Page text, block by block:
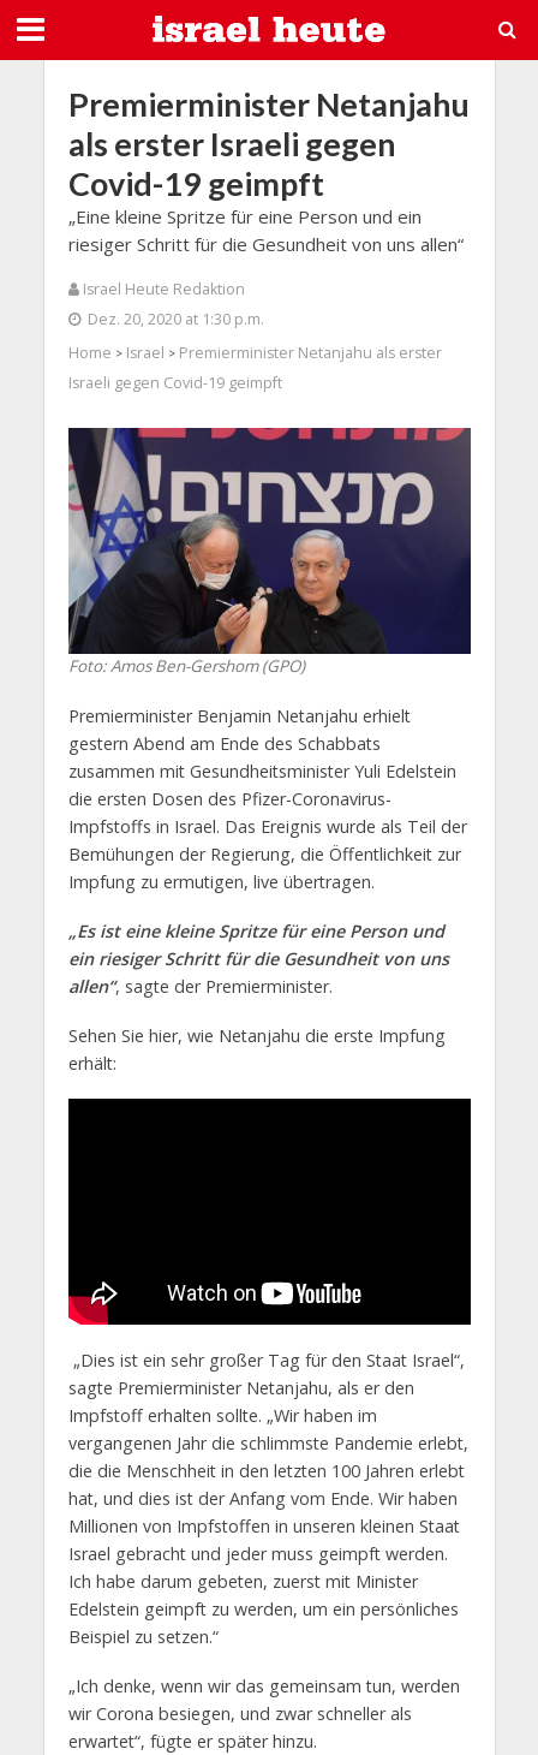
Premierminister Netanjahu
als erster Israeli gegen
Covid-19 geimpft
„Eine kleine Spritze für eine Person und ein
riesiger Schritt für die Gesundheit von uns allen“
Israel Heute Redaktion
Dez. 20, 2020 at 1:30 p.m.
Home > Israel > Premierminister Netanjahu als erster
Israeli gegen Covid-19 geimpft
Foto: Amos Ben-Gershom (GPO)
Premierminister Benjamin Netanjahu erhielt
gestern Abend am Ende des Schabbats
zusammen mit Gesundheitsminister Yuli Edelstein
die ersten Dosen des Pfizer-Coronavirus-
Impfstoffs in Israel. Das Ereignis wurde als Teil der
Bemühungen der Regierung, die Öffentlichkeit zur
Impfung zu ermutigen, live übertragen.
„Es ist eine kleine Spritze für eine Person und
ein riesiger Schritt für die Gesundheit von uns
allen“, sagte der Premierminister.
Sehen Sie hier, wie Netanjahu die erste Impfung
erhält:
„Dies ist ein sehr großer Tag für den Staat Israel“,
sagte Premierminister Netanjahu, als er den
Impfstoff erhalten sollte. „Wir haben im
vergangenen Jahr die schlimmste Pandemie erlebt,
die die Menschheit in den letzten 100 Jahren erlebt
hat, und dies ist der Anfang vom Ende. Wir haben
Millionen von Impfstoffen in unseren kleinen Staat
Israel gebracht und jeder muss geimpft werden.
Ich habe darum gebeten, zuerst mit Minister
Edelstein geimpft zu werden, um ein persönliches
Beispiel zu setzen.“
„Ich denke, wenn wir das gemeinsam tun, werden
wir Corona besiegen, und zwar schneller als
erwartet“, fügte er später hinzu.